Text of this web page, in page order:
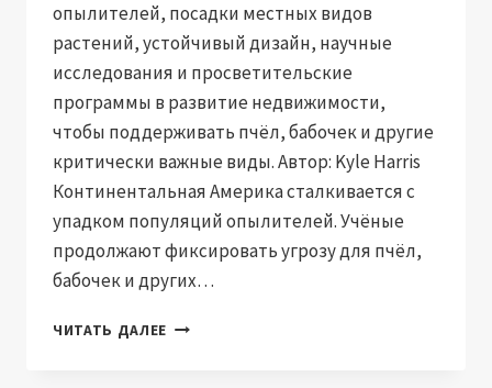
опылителей, посадки местных видов
растений, устойчивый дизайн, научные
исследования и просветительские
программы в развитие недвижимости,
чтобы поддерживать пчёл, бабочек и другие
критически важные виды. Автор: Kyle Harris
Континентальная Америка сталкивается с
упадком популяций опылителей. Учёные
продолжают фиксировать угрозу для пчёл,
бабочек и других…
ЧИТАТЬ ДАЛЕЕ УРОКИ